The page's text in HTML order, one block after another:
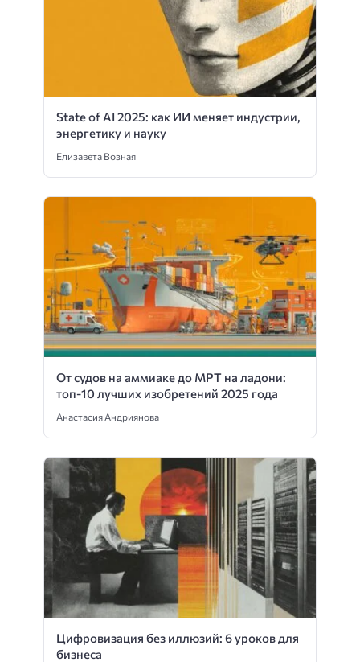
State of AI 2025: как ИИ меняет индустрии,
энергетику и науку
Елизавета Возная
От судов на аммиаке до МРТ на ладони:
топ-10 лучших изобретений 2025 года
Анастасия Андриянова
Цифровизация без иллюзий: 6 уроков для
бизнеса